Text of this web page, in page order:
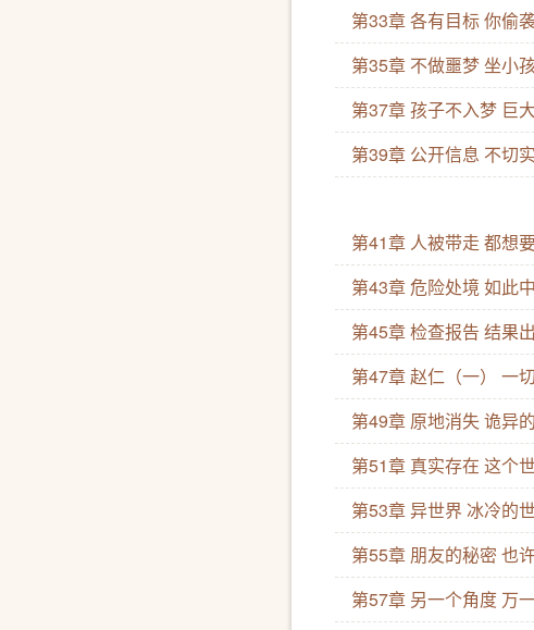
第33章 各有目标 你偷
第35章 不做噩梦 坐小孩
第37章 孩子不入梦 巨
第39章 公开信息 不切
第41章 人被带走 都想
第43章 危险处境 如此
第45章 检查报告 结果出
第47章 赵仁（一） 一
第49章 原地消失 诡异
第51章 真实存在 这个
第53章 异世界 冰冷的世
第55章 朋友的秘密 也许
第57章 另一个角度 万